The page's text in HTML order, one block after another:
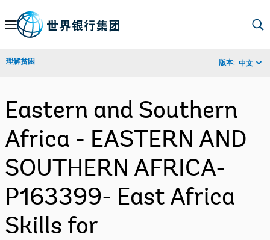
Skip
Navigation
理解贫困 版本: 中文
Eastern and Southern
Africa - EASTERN AND
SOUTHERN AFRICA-
P163399- East Africa
Skills for